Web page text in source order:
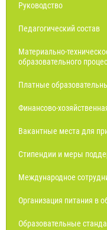
Руководство
Педагогический состав
Материально-
образовательного
Платные
Финансово-
Вакантные места для
Стипендии и меры
Международное
Организация питания в
Образовательные